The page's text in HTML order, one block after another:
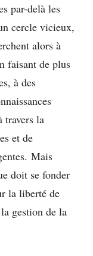
par-delà les
cercle vicieux,
alors à
faisant de plus
à des
travers la
et de
Mais
doit se fonder
la liberté de
gestion de la